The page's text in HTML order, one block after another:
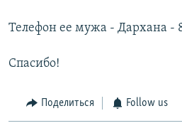
Телефон ее мужа - Дархана -
Спасибо!
Поделиться Follow us